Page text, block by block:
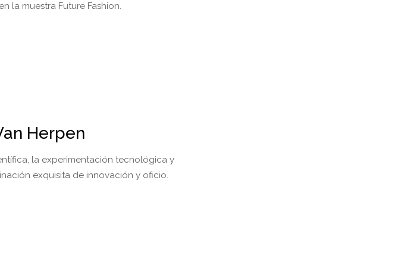
la muestra Future Fashion.
Herpen
la experimentación tecnológica y
exquisita de innovación y oficio.